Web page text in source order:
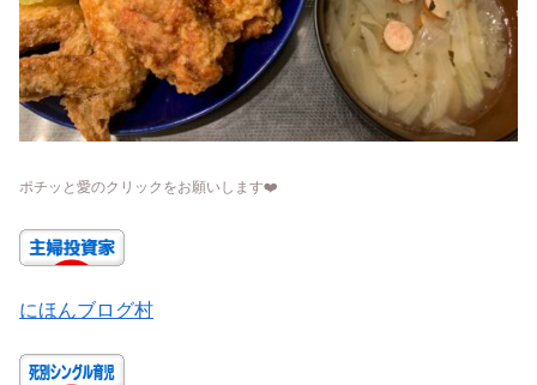
ポチッと愛のクリックをお願いします❤️
にほんブログ村